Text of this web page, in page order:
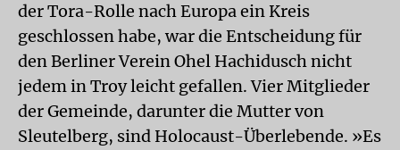
der Tora-Rolle nach Europa ein Kreis
geschlossen habe, war die Entscheidung für
den Berliner Verein Ohel Hachidusch nicht
jedem in Troy leicht gefallen. Vier Mitglieder
der Gemeinde, darunter die Mutter von
Sleutelberg, sind Holocaust-Überlebende. »Es